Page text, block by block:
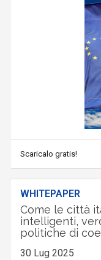
Scaricalo gratis!
WHITEPAPER
Come le città
intelligenti,
politiche di
30 Lug 2025